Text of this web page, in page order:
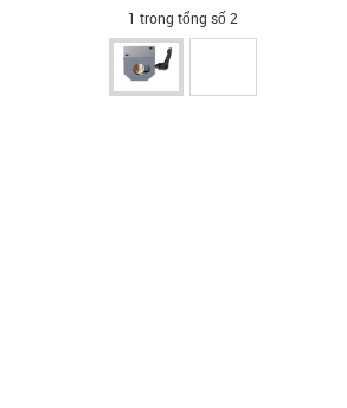
1 trong tổng số 2